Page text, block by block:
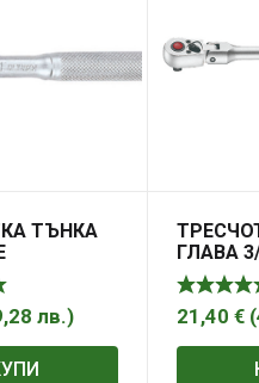
ТЪНКА
лв.)
ГЛАВА 3/
21,40 € (